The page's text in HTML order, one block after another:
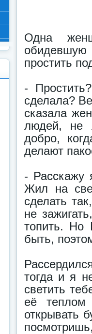
Одна
обидевшую
простить
-
сделала?
сказала
людей, не
добро,
делают
- Расскажу
Жил на
сделать
не
топить. Но
быть,
тогда и я
светить
её
открывать